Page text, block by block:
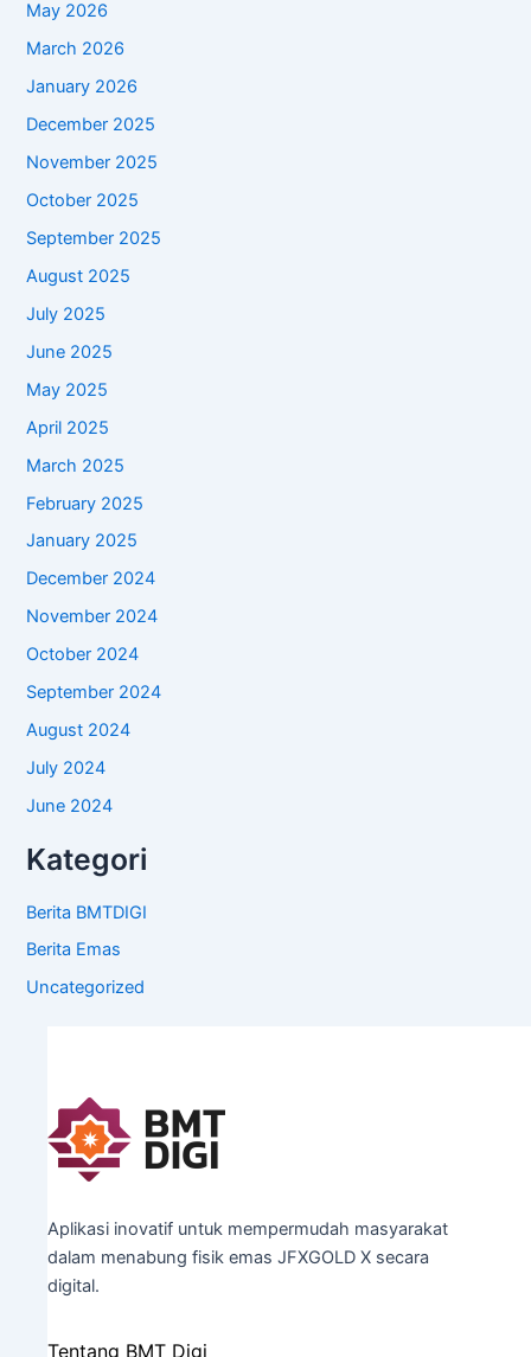
May 2026
March 2026
January 2026
December 2025
November 2025
October 2025
September 2025
August 2025
July 2025
June 2025
May 2025
April 2025
March 2025
February 2025
January 2025
December 2024
November 2024
October 2024
September 2024
August 2024
July 2024
June 2024
Kategori
Berita BMTDIGI
Berita Emas
Uncategorized
Aplikasi inovatif untuk mempermudah masyarakat
dalam menabung fisik emas JFXGOLD X secara
digital.
Tentang BMT Digi